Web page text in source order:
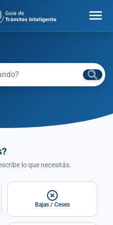
menu
lo que necesitás.
Bajas / Ceses